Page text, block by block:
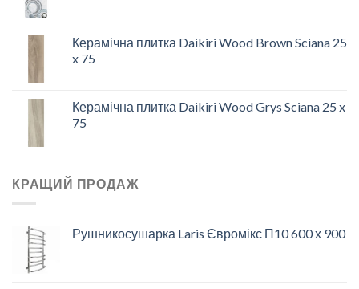
Керамічна плитка Daikiri Wood Brown Sciana 25
x 75
Керамічна плитка Daikiri Wood Grys Sciana 25 x
75
КРАЩИЙ ПРОДАЖ
Рушникосушарка Laris Євромікс П10 600 х 900